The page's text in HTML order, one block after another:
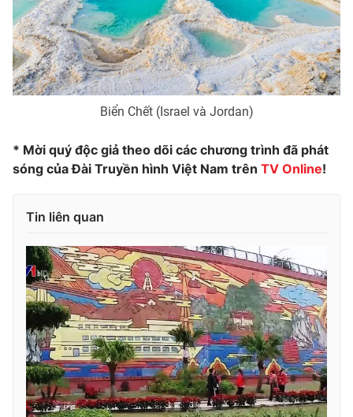
Biển Chết (Israel và Jordan)
* Mời quý độc giả theo dõi các chương trình đã phát
sóng của Đài Truyền hình Việt Nam trên TV Online!
Tin liên quan